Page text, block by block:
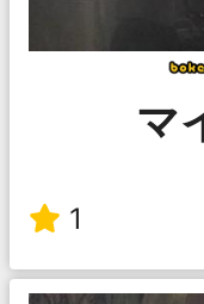
マ
1